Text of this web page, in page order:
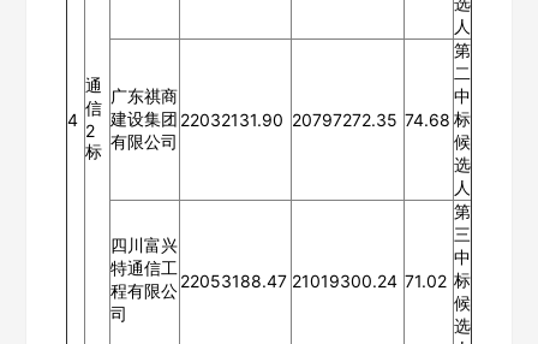
4
通
信
2
标
人
广东祺商
建设集团
有限公司
22032131.90 20797272.35 74.68
第
二
中
标
候
选
人
四川富兴
特通信工
程有限公
司
22053188.47 21019300.24 71.02
第
三
中
标
候
选
联系方式
填写联系电话后会有服务中心的工作人员给您致电！